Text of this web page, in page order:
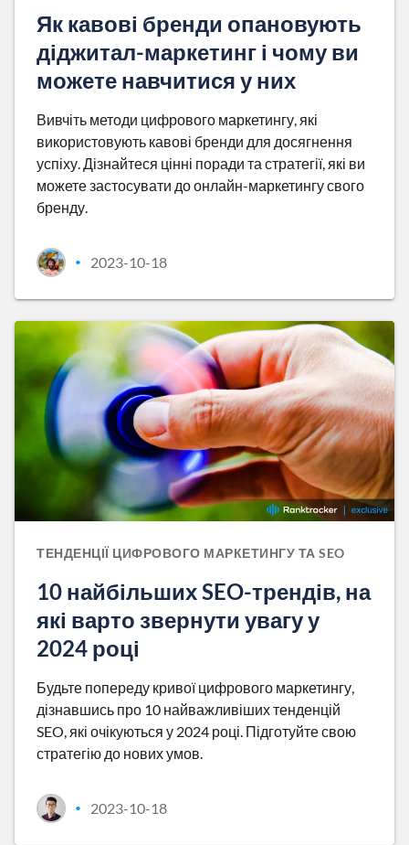
Як кавові бренди опановують
діджитал-маркетинг і чому ви
можете навчитися у них
Вивчіть методи цифрового маркетингу, які
використовують кавові бренди для досягнення
успіху. Дізнайтеся цінні поради та стратегії, які ви
можете застосувати до онлайн-маркетингу свого
бренду.
• 2023-10-18
ТЕНДЕНЦІЇ ЦИФРОВОГО МАРКЕТИНГУ ТА SEO
10 найбільших SEO-трендів, на
які варто звернути увагу у
2024 році
Будьте попереду кривої цифрового маркетингу,
дізнавшись про 10 найважливіших тенденцій
SEO, які очікуються у 2024 році. Підготуйте свою
стратегію до нових умов.
• 2023-10-18